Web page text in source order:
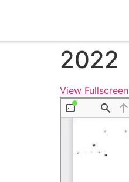
2022
View Fullscreen